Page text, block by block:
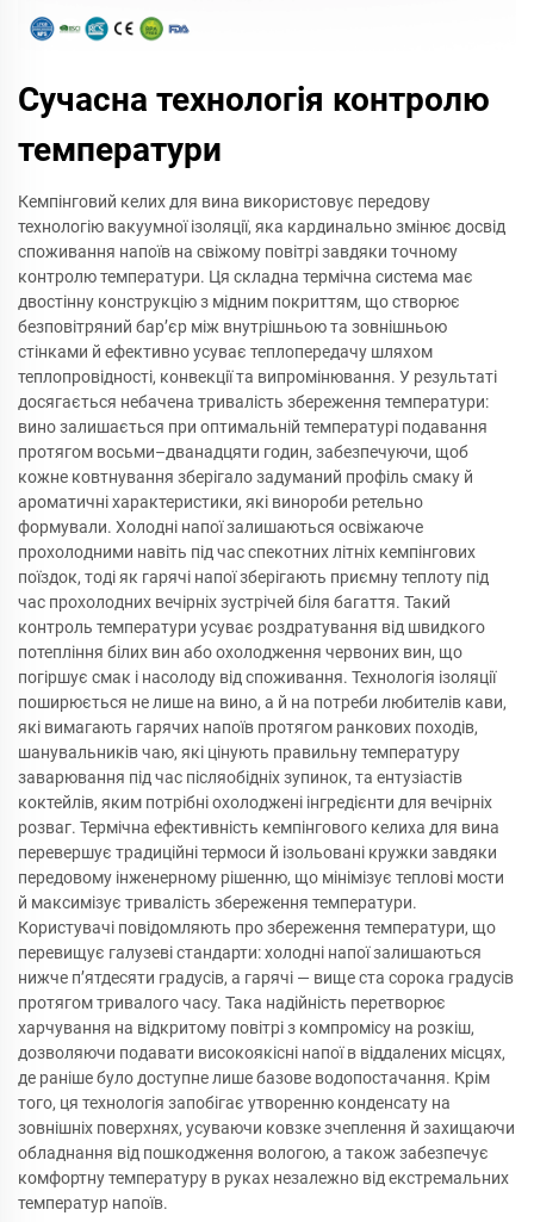
Сучасна технологія контролю
температури
Кемпінговий келих для вина використовує передову
технологію вакуумної ізоляції, яка кардинально змінює досвід
споживання напоїв на свіжому повітрі завдяки точному
контролю температури. Ця складна термічна система має
двостінну конструкцію з мідним покриттям, що створює
безповітряний бар’єр між внутрішньою та зовнішньою
стінками й ефективно усуває теплопередачу шляхом
теплопровідності, конвекції та випромінювання. У результаті
досягається небачена тривалість збереження температури:
вино залишається при оптимальній температурі подавання
протягом восьми–дванадцяти годин, забезпечуючи, щоб
кожне ковтнування зберігало задуманий профіль смаку й
ароматичні характеристики, які винороби ретельно
формували. Холодні напої залишаються освіжаюче
прохолодними навіть під час спекотних літніх кемпінгових
поїздок, тоді як гарячі напої зберігають приємну теплоту під
час прохолодних вечірніх зустрічей біля багаття. Такий
контроль температури усуває роздратування від швидкого
потепління білих вин або охолодження червоних вин, що
погіршує смак і насолоду від споживання. Технологія ізоляції
поширюється не лише на вино, а й на потреби любителів кави,
які вимагають гарячих напоїв протягом ранкових походів,
шанувальників чаю, які цінують правильну температуру
заварювання під час післяобідніх зупинок, та ентузіастів
коктейлів, яким потрібні охолоджені інгредієнти для вечірніх
розваг. Термічна ефективність кемпінгового келиха для вина
перевершує традиційні термоси й ізольовані кружки завдяки
передовому інженерному рішенню, що мінімізує теплові мости
й максимізує тривалість збереження температури.
Користувачі повідомляють про збереження температури, що
перевищує галузеві стандарти: холодні напої залишаються
нижче п’ятдесяти градусів, а гарячі — вище ста сорока градусів
протягом тривалого часу. Така надійність перетворює
харчування на відкритому повітрі з компромісу на розкіш,
дозволяючи подавати високоякісні напої в віддалених місцях,
де раніше було доступне лише базове водопостачання. Крім
того, ця технологія запобігає утворенню конденсату на
зовнішніх поверхнях, усуваючи ковзке зчеплення й захищаючи
обладнання від пошкодження вологою, а також забезпечує
комфортну температуру в руках незалежно від екстремальних
температур напоїв.